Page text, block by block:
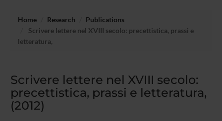
Home Research
Publications
Scrivere lettere nel XVIII secolo: precettistica, prassi e
letteratura,
Scrivere lettere nel XVIII secolo:
precettistica, prassi e letteratura,
(2012)